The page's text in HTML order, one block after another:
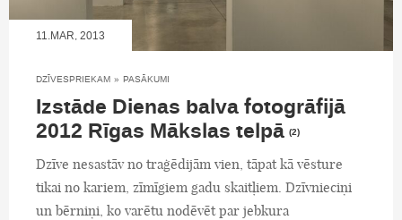
11.MAR, 2013
DZĪVESPRIEKAM » PASĀKUMI
Izstāde Dienas balva fotogrāfijā
2012 Rīgas Mākslas telpā (2)
Dzīve nesastāv no traģēdijām vien, tāpat kā vēsture
tikai no kariem, zīmīgiem gadu skaitļiem. Dzīvnieciņi
un bērniņi, ko varētu nodēvēt par jebkura